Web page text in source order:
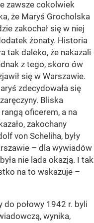
zawsze cokolwiek
że Maryś Grocholska
zakochał się w niej
żonaty. Historia
tak daleko, że nakazali
z tego, skoro ów
się w Warszawie.
zdecydowała się
Bliska
oficerem, a na
zakochany
von Scheliha, były
– dla wywiadów
nie lada okazją. I tak
na to wskazuje –
do połowy 1942 r. byli
wynika,